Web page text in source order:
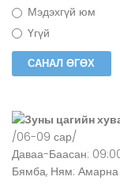
Мэдэхгүй юм
Үгүй
Зуны цагийн
/06-09 сар/
Даваа-Баасан:
Бямба, Ням: Амарна